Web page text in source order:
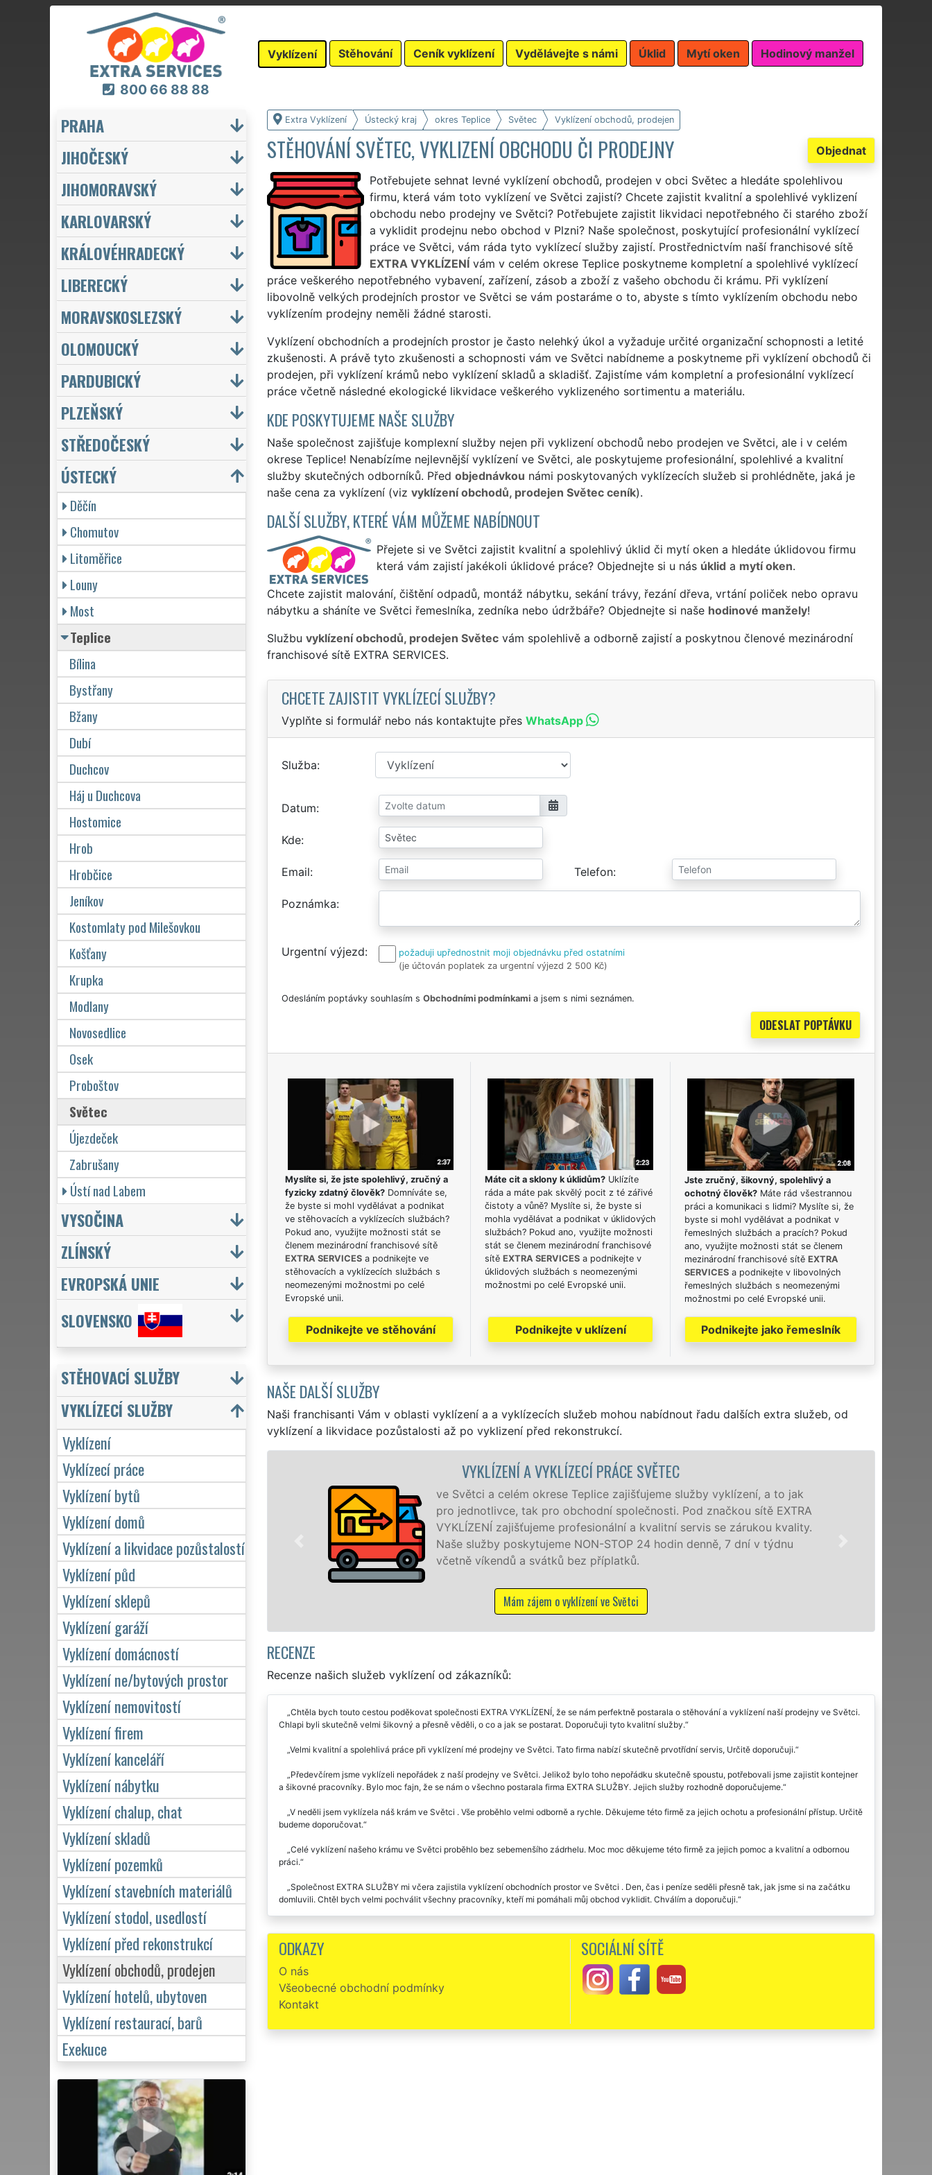
800 66 88 88
Vyklízení Stěhování Ceník vyklízení Vydělávejte s námi Úklid Mytí oken Hodinový manžel
Extra Vyklízení Ústecký kraj okres Teplice Světec Vyklízení obchodů, prodejen
Objednat
STĚHOVÁNÍ SVĚTEC, VYKLIZENÍ OBCHODU ČI PRODEJNY
Potřebujete sehnat levné vyklízení obchodů, prodejen v obci Světec a hledáte spolehlivou
firmu, která vám toto vyklízení ve Světci zajistí? Chcete zajistit kvalitní a spolehlivé vyklizení
obchodu nebo prodejny ve Světci? Potřebujete zajistit likvidaci nepotřebného či starého zboží
a vyklidit prodejnu nebo obchod v Plzni? Naše společnost, poskytující profesionální vyklízecí
práce ve Světci, vám ráda tyto vyklízecí služby zajistí. Prostřednictvím naší franchisové sítě
EXTRA VYKLÍZENÍvám v celém okrese Teplice poskytneme kompletní a spolehlivé vyklízecí
práce veškerého nepotřebného vybavení, zařízení, zásob a zboží z vašeho obchodu či krámu. Při vyklízení
libovolně velkých prodejních prostor ve Světci se vám postaráme o to, abyste s tímto vyklízením obchodu nebo
vyklízením prodejny neměli žádné starosti.
Vyklízení obchodních a prodejních prostor je často nelehký úkol a vyžaduje určité organizační schopnosti a letité
zkušenosti. A právě tyto zkušenosti a schopnosti vám ve Světci nabídneme a poskytneme při vyklízení obchodů či
prodejen, při vyklízení krámů nebo vyklízení skladů a skladišť. Zajistíme vám kompletní a profesionální vyklízecí
práce včetně následné ekologické likvidace veškerého vyklizeného sortimentu a materiálu.
KDE POSKYTUJEME NAŠE SLUŽBY
Naše společnost zajišťuje komplexní služby nejen při vyklizení obchodů nebo prodejen ve Světci, ale i v celém
okrese Teplice! Nenabízíme nejlevnější vyklízení ve Světci, ale poskytujeme profesionální, spolehlivé a kvalitní
služby skutečných odborníků. Před objednávkou námi poskytovaných vyklízecích služeb si prohlédněte, jaká je
naše cena za vyklízení (viz vyklízení obchodů, prodejen Světec ceník).
DALŠÍ SLUŽBY, KTERÉ VÁM MŮŽEME NABÍDNOUT
Přejete si ve Světci zajistit kvalitní a spolehlivý úklid či mytí oken a hledáte úklidovou firmu
která vám zajistí jakékoli úklidové práce? Objednejte si u nás úklid a mytí oken.
Chcete zajistit malování, čištění odpadů, montáž nábytku, sekání trávy, řezání dřeva, vrtání poliček nebo opravu
nábytku a sháníte ve Světci řemeslníka, zedníka nebo údržbáře? Objednejte si naše hodinové manžely!
Službu vyklízení obchodů, prodejen Světecvám spolehlivě a odborně zajistí a poskytnou členové mezinárodní
franchisové sítě EXTRA SERVICES.
CHCETE ZAJISTIT VYKLÍZECÍ SLUŽBY?
Vyplňte si formulář nebo nás kontaktujte přes WhatsApp
Služba
Datum
Kde
Email Telefon
Poznámka
Urgentní výjezd
požaduji upřednostnit moji objednávku před ostatními
(je účtován poplatek za urgentní výjezd 2 500 Kč)
Odesláním poptávky souhlasím s Obchodními podmínkamia jsem s nimi seznámen.
Myslíte si, že jste spolehlivý, zručný a
fyzicky zdatný člověk?Domníváte se,
že byste si mohl vydělávat a podnikat
ve stěhovacích a vyklízecích službách?
Pokud ano, využijte možnosti stát se
členem mezinárodní franchisové sítě
EXTRA SERVICESa podnikejte ve
stěhovacích a vyklízecích službách s
neomezenými možnostmi po celé
Evropské unii.
Podnikejte ve stěhování
Máte cit a sklony k úklidům?Uklízíte
ráda a máte pak skvělý pocit z té zářivé
čistoty a vůně? Myslíte si, že byste si
mohla vydělávat a podnikat v úklidových
službách? Pokud ano, využijte možnosti
stát se členem mezinárodní franchisové
sítě EXTRA SERVICESa podnikejte v
úklidových službách s neomezenými
možnostmi po celé Evropské unii.
Podnikejte v uklízení
Jste zručný, šikovný, spolehlivý a
ochotný člověk? Máte rád všestrannou
práci a komunikaci s lidmi? Myslíte si, že
byste si mohl vydělávat a podnikat v
řemeslných službách a pracích? Pokud
ano, využijte možnosti stát se členem
mezinárodní franchisové sítě EXTRA
SERVICES a podnikejte v libovolných
řemeslných službách s neomezenými
možnostmi po celé Evropské unii.
Podnikejte jako řemeslník
NAŠE DALŠÍ SLUŽBY
Naši franchisanti Vám v oblasti vyklízení a a vyklízecích služeb mohou nabídnout řadu dalších extra služeb, od
vyklízení a likvidace pozůstalosti až po vyklizení před rekonstrukcí.
VYKLÍZENÍ A VYKLÍZECÍ PRÁCE SVĚTEC
ve Světci a celém okrese Teplice zajišťujeme služby vyklízení, a to jak
pro jednotlivce, tak pro obchodní společnosti. Pod značkou sítě EXTRA
VYKLÍZENÍ zajišťujeme profesionální a kvalitní servis se zárukou kvality.
Naše služby poskytujeme NON-STOP 24 hodin denně, 7 dní v týdnu
včetně víkendů a svátků bez příplatků.
RECENZE
Recenze našich služeb vyklízení od zákazníků:
Chtěla bych touto cestou poděkovat společnosti EXTRA VYKLÍZENÍ, že se nám perfektně postarala o stěhování a vyklízení naší prodejny ve Světci.
Chlapi byli skutečně velmi šikovný a přesně věděli, o co a jak se postarat. Doporučuji tyto kvalitní služby.
Velmi kvalitní a spolehlivá práce při vyklízení mé prodejny ve Světci. Tato firma nabízí skutečně prvotřídní servis, Určitě doporučuji.
Předevčírem jsme vyklízeli nepořádek z naší prodejny ve Světci. Jelikož bylo toho nepořádku skutečně spoustu, potřebovali jsme zajistit kontejner
a šikovné pracovníky. Bylo moc fajn, že se nám o všechno postarala firma EXTRA SLUŽBY. Jejich služby rozhodně doporučujeme.
V neděli jsem vyklízela náš krám ve Světci . Vše proběhlo velmi odborně a rychle. Děkujeme této firmě za jejich ochotu a profesionální přístup. Určitě
budeme doporučovat.
Celé vyklízení našeho krámu ve Světci proběhlo bez sebemenšího zádrhelu. Moc moc děkujeme této firmě za jejich pomoc a kvalitní a odbornou
práci.
Společnost EXTRA SLUŽBY mi včera zajistila vyklízení obchodních prostor ve Světci . Den, čas i peníze seděli přesně tak, jak jsme si na začátku
domluvili. Chtěl bych velmi pochválit všechny pracovníky, kteří mi pomáhali můj obchod vyklidit. Chválím a doporučuji.
ODKAZY
O nás
Všeobecné obchodní podmínky
Kontakt
SOCIÁLNÍ SÍTĚ
PRAHA
JIHOČESKÝ
JIHOMORAVSKÝ
KARLOVARSKÝ
KRÁLOVÉHRADECKÝ
LIBERECKÝ
MORAVSKOSLEZSKÝ
OLOMOUCKÝ
PARDUBICKÝ
PLZEŇSKÝ
STŘEDOČESKÝ
ÚSTECKÝ
Děčín
Chomutov
Litoměřice
Louny
Most
Teplice
Bílina
Bystřany
Bžany
Dubí
Duchcov
Háj u Duchcova
Hostomice
Hrob
Hrobčice
Jeníkov
Kostomlaty pod Milešovkou
Košťany
Krupka
Modlany
Novosedlice
Osek
Proboštov
Světec
Újezdeček
Zabrušany
Ústí nad Labem
VYSOČINA
ZLÍNSKÝ
EVROPSKÁ UNIE
SLOVENSKO
STĚHOVACÍ SLUŽBY
VYKLÍZECÍ SLUŽBY
Vyklízení
Vyklízecí práce
Vyklízení bytů
Vyklízení domů
Vyklízení a likvidace pozůstalostí
Vyklízení půd
Vyklízení sklepů
Vyklízení garáží
Vyklízení domácností
Vyklízení ne/bytových prostor
Vyklízení nemovitostí
Vyklízení firem
Vyklízení kanceláří
Vyklízení nábytku
Vyklízení chalup, chat
Vyklízení skladů
Vyklízení pozemků
Vyklízení stavebních materiálů
Vyklízení stodol, usedlostí
Vyklízení před rekonstrukcí
Vyklízení obchodů, prodejen
Vyklízení hotelů, ubytoven
Vyklízení restaurací, barů
Exekuce